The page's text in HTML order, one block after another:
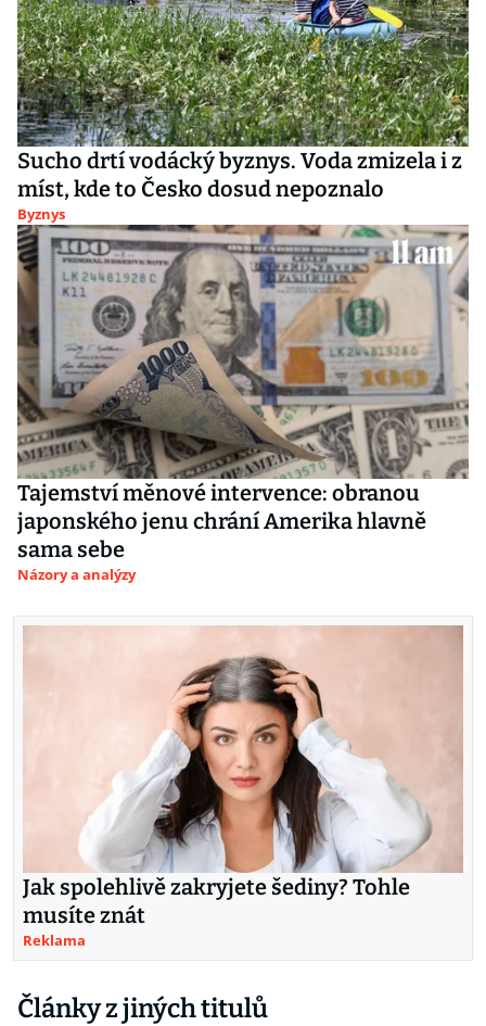
Sucho drtí vodácký byznys. Voda zmizela i z
míst, kde to Česko dosud nepoznalo
Byznys
Tajemství měnové intervence: obranou
japonského jenu chrání Amerika hlavně
sama sebe
Názory a analýzy
Jak spolehlivě zakryjete šediny? Tohle
musíte znát
Reklama
Články z jiných titulů